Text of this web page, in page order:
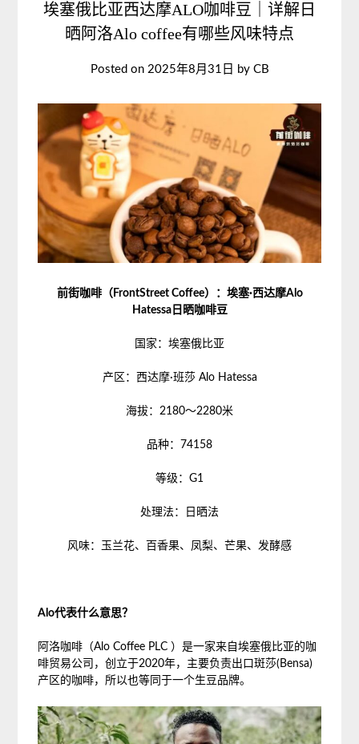
埃塞俄比亚西达摩ALO咖啡豆｜详解日
晒阿洛Alo coffee有哪些风味特点
Posted on 2025年8月31日 by CB
前街咖啡（FrontStreet Coffee）：埃塞·西达摩Alo
Hatessa日晒咖啡豆
国家：埃塞俄比亚
产区：西达摩·班莎 Alo Hatessa
海拔：2180～2280米
品种：74158
等级：G1
处理法：日晒法
风味：玉兰花、百香果、凤梨、芒果、发酵感
Alo代表什么意思？
阿洛咖啡（Alo Coffee PLC ）是一家来自埃塞俄比亚的咖
啡贸易公司，创立于2020年，主要负责出口斑莎(Bensa)
产区的咖啡，所以也等同于一个生豆品牌。